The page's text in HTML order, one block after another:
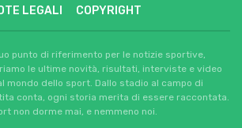
LEGALI
COPYRIGHT
punto di riferimento per le notizie sportive,
le ultime novità, risultati, interviste e video
mondo dello sport. Dallo stadio al campo di
conta, ogni storia merita di essere raccontata.
non dorme mai, e nemmeno noi.